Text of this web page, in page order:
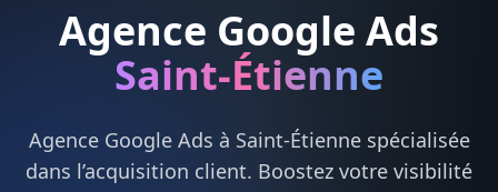
Agence Google Ads
Saint-Étienne
Agence Google Ads à Saint-Étiennespécialisée
dans l’acquisition client. Boostez votre visibilité